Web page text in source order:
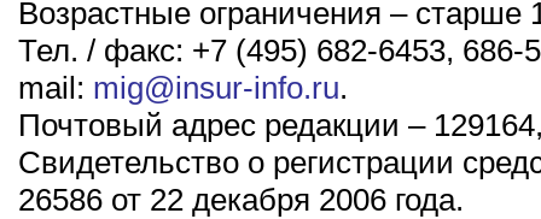
Возрастные ограничения – старше
Тел. / факс: +7 (495) 682-6453, 686-
mail: mig@insur-info.ru.
Почтовый адрес редакции –
Свидетельство о регистрации
26586 от 22 декабря 2006 года.